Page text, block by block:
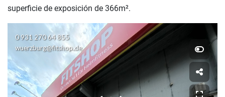
superficie de exposición de 366m².